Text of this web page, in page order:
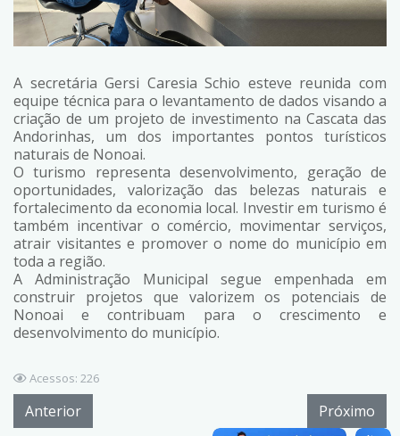
A secretária Gersi Caresia Schio esteve reunida com
equipe técnica para o levantamento de dados visando a
criação de um projeto de investimento na Cascata das
Andorinhas, um dos importantes pontos turísticos
naturais de Nonoai.
O turismo representa desenvolvimento, geração de
oportunidades, valorização das belezas naturais e
fortalecimento da economia local. Investir em turismo é
também incentivar o comércio, movimentar serviços,
atrair visitantes e promover o nome do município em
toda a região.
A Administração Municipal segue empenhada em
construir projetos que valorizem os potenciais de
Nonoai e contribuam para o crescimento e
desenvolvimento do município.
Acessos: 226
Anterior Próximo